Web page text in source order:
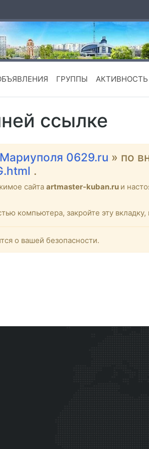
ГРУППЫ АКТИВНОСТЬ
ссылке
0629.ru » по
.
сайта artmaster-kuban.ru и
компьютера, закройте эту
о вашей безопасности.